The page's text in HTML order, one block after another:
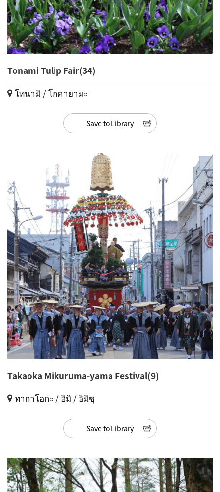
Tonami Tulip Fair(34)
โทนามิ / โกคายามะ
Save to Library
Takaoka Mikuruma-yama Festival(9)
ทากาโอกะ / ฮิมิ / อิมิซุ
Save to Library